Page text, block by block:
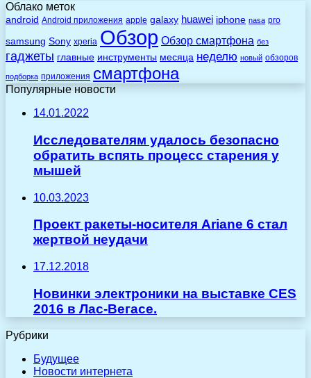
Облако меток
android Android приложения apple galaxy huawei iphone nasa pro
samsung Sony xperia Обзор Обзор смартфона без
гаджеты главные инструменты месяца неделю новый обзоров
подборка приложения смартфона
Популярные новости
14.01.2022
Исследователям удалось безопасно
обратить вспять процесс старения у
мышей
10.03.2023
Проект ракеты-носителя Ariane 6 стал
жертвой неудачи
17.12.2018
Новинки электроники на выставке CES
2016 в Лас-Вегасе.
Рубрики
Будущее
Новости интернета